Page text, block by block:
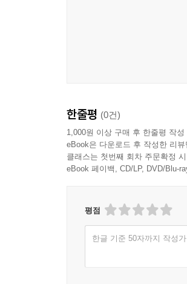
3. 창작 후기의 소통을 통해
제6장 경험 서사 창작 교육의
연구자료 251
참고문헌 252
부록 272
찾아보기 273
한줄평 (0건)
1,000원 이상 구매 후 한줄평 작성
eBook은 다운로드 후 작성한 리
클래스는 첫번째 회차 주문확정
eBook 페이백, CD/LP, DVD/Blu-
평점
한글 기준 50자까지 작성